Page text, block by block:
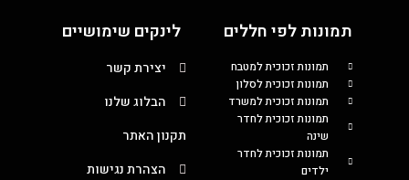
תמונות לפי חללים
תמונות זכוכית למטבח
תמונות זכוכית לסלון
תמונות זכוכית למשרד
תמונות זכוכית לחדר
שינה
תמונות זכוכית לחדר
ילדים
לינקים שימושיים
יצירת קשר
הבלוג שלנו
תקנון האתר
הצהרת נגישות